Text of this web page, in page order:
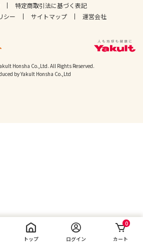
トップ ログイン
0
カート
特定商取引法に基づく表記
シー
サイトマップ 運営会社
Honsha Co.,Ltd. All Rights Reserved.
by Yakult Honsha Co.,Ltd